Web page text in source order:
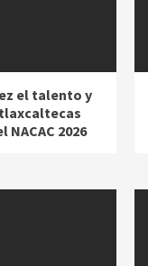
el talento y
2026